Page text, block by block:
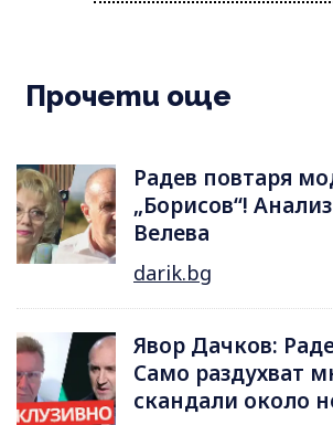
Прочети още
Радев повтаря
„Борисов“!
Велева
darik.bg
Явор Дачков:
Само раздухват
скандали около